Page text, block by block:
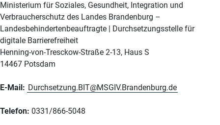
Ministerium für Soziales, Gesundheit, Integration und
Verbraucherschutz des Landes Brandenburg –
Landesbehindertenbeauftragte | Durchsetzungsstelle für
digitale Barrierefreiheit
Henning-von-Tresckow-Straße 2-13, Haus S
14467 Potsdam
E-Mail: Durchsetzung.BIT@MSGIV.Brandenburg.de
Telefon: 0331/866-5048